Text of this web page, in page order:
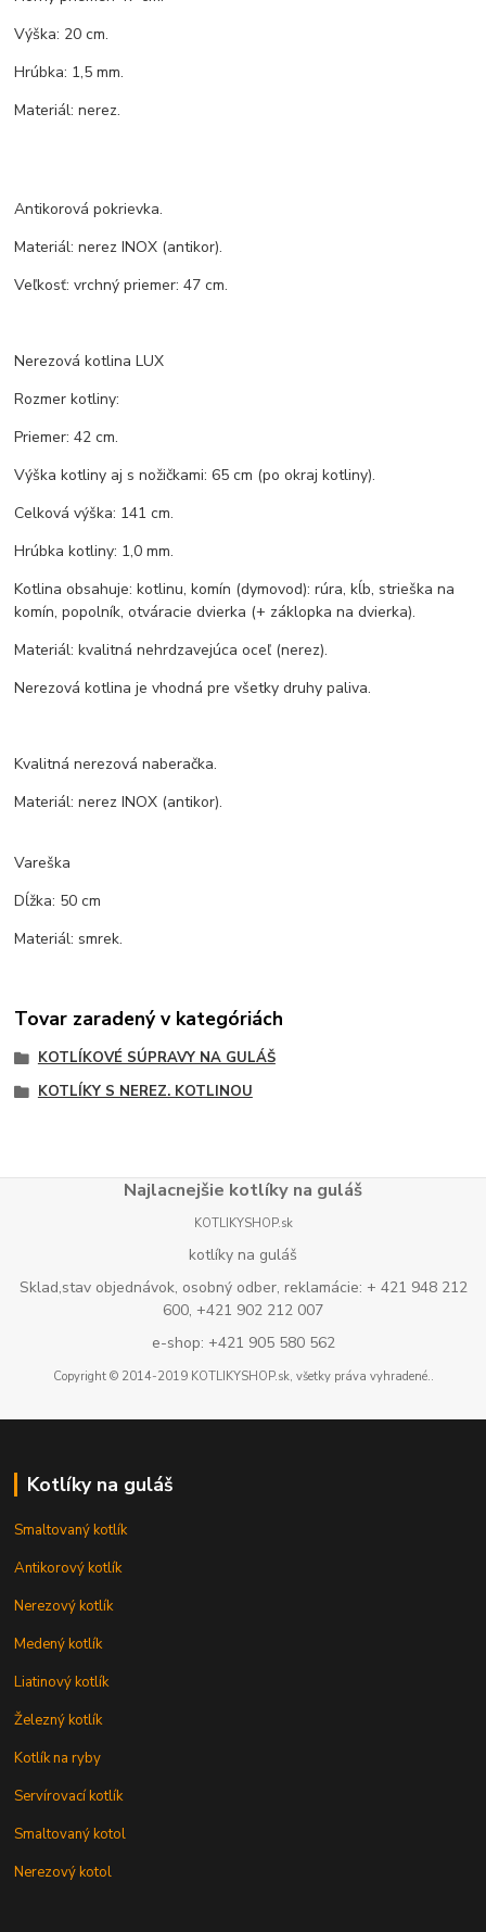
Výška: 20 cm.
Hrúbka: 1,5 mm.
Materiál: nerez.
Antikorová pokrievka.
Materiál: nerez INOX (antikor).
Veľkosť: vrchný priemer: 47 cm.
Nerezová kotlina LUX
Rozmer kotliny:
Priemer: 42 cm.
Výška kotliny aj s nožičkami: 65 cm (po okraj kotliny).
Celková výška: 141 cm.
Hrúbka kotliny: 1,0 mm.
Kotlina obsahuje: kotlinu, komín (dymovod): rúra, kĺb, strieška na
komín, popolník, otváracie dvierka (+ záklopka na dvierka).
Materiál: kvalitná nehrdzavejúca oceľ (nerez).
Nerezová kotlina je vhodná pre všetky druhy paliva.
Kvalitná nerezová naberačka.
Materiál: nerez INOX (antikor).
Vareška
Dĺžka: 50 cm
Materiál: smrek.
Tovar zaradený v kategóriách
KOTLÍKOVÉ SÚPRAVY NA GULÁŠ
KOTLÍKY S NEREZ. KOTLINOU
Najlacnejšie kotlíky na guláš
KOTLIKYSHOP.sk
kotlíky na guláš
Sklad,stav objednávok, osobný odber, reklamácie: + 421 948 212
600, +421 902 212 007
e-shop: +421 905 580 562
Copyright © 2014-2019 KOTLIKYSHOP.sk, všetky práva vyhradené..
Kotlíky na guláš
Smaltovaný kotlík
Antikorový kotlík
Nerezový kotlík
Medený kotlík
Liatinový kotlík
Železný kotlík
Kotlík na ryby
Servírovací kotlík
Smaltovaný kotol
Nerezový kotol